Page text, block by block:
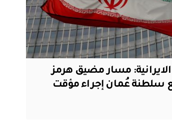
الايرانية: مسار مضيق هرمز
سلطنة عُمان إجراء مؤقت